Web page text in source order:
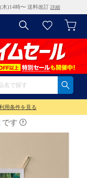
木)14時〜 送料改訂 詳細
用条件を見る
です